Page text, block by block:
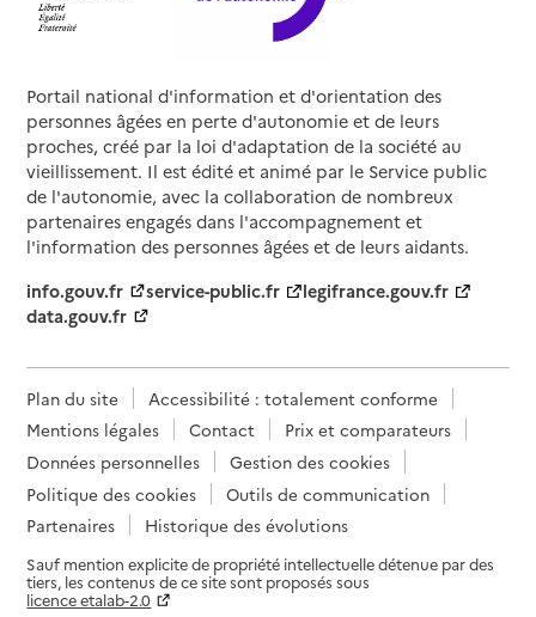
Portail national d'information et d'orientation des
personnes âgées en perte d'autonomie et de leurs
proches, créé par la loi d'adaptation de la société au
vieillissement. Il est édité et animé par le Service public
de l'autonomie, avec la collaboration de nombreux
partenaires engagés dans l'accompagnement et
l'information des personnes âgées et de leurs aidants.
info.gouv.fr
service-public.fr
legifrance.gouv.fr
data.gouv.fr
Plan du site
Accessibilité : totalement conforme
Mentions légales
Contact
Prix et comparateurs
Données personnelles
Gestion des cookies
Politique des cookies
Outils de communication
Partenaires
Historique des évolutions
Sauf mention explicite de propriété intellectuelle détenue par des
tiers, les contenus de ce site sont proposés sous
licence etalab-2.0